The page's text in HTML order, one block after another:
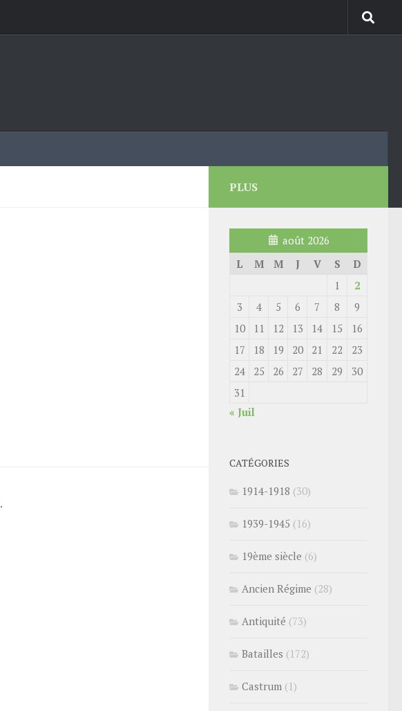
.
PLUS
août 2026
L
M M J V S
D
1
2
3
4 5 6 7 8
9
10
11 12 13 14 15
16
17
18 19 20 21 22
23
24
25 26 27 28 29
30
31
« Juil
CATÉGORIES
1914-1918 (30)
1939-1945 (16)
19ème siècle (6)
Ancien Régime (28)
Antiquité (73)
Batailles (172)
Castrum (1)